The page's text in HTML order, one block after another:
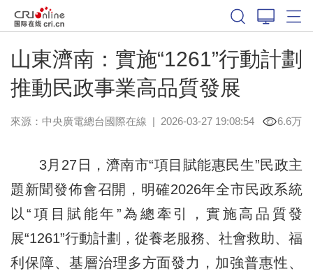
山東濟南：實施“1261”行動計劃
推動民政事業高品質發展
來源：中央廣電總台國際在線 | 2026-03-27 19:08:54 6.6万
3月27日，濟南市“項目賦能惠民生”民政主
題新聞發佈會召開，明確2026年全市民政系統
以“項目賦能年”為總牽引，實施高品質發
展“1261”行動計劃，從養老服務、社會救助、福
利保障、基層治理多方面發力，加強普惠性、